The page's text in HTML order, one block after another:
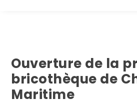
Ouverture de la
bricothèque de
Maritime